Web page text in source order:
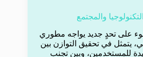
والمجتمع
على تحدٍ جديد يواجه مطوري
يتمثل في تحقيق التوازن بين
للمستخدمين، وبين تجنب